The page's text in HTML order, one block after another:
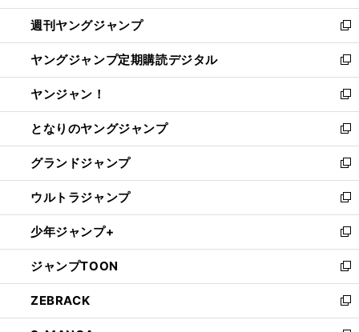
開
く
ウ
で
開
く
ン
ド
ウ
で
開
く
ウ
ィ
ン
ド
ウ
で
開
く
週刊ヤングジャンプ
新
し
い
ウ
ィ
ン
ド
ウ
で
開
く
ヤングジャンプ定期購読デジタル
新
し
い
ウ
ィ
ン
ド
ウ
で
開
く
ヤンジャン！
新
し
い
ウ
ィ
ン
ド
ウ
で
開
く
となりのヤングジャンプ
新
し
い
ウ
ィ
ン
ド
ウ
で
開
く
グランドジャンプ
新
し
い
ウ
ィ
ン
ド
ウ
で
開
ウルトラジャンプ
新
し
い
ウ
ィ
ン
ド
ウ
少年ジャンプ+
新
し
い
ウ
ィ
ン
ジャンプTOON
新
し
い
ウ
ZEBRACK
新
し